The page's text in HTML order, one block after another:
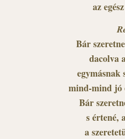
az
Bár
dacolva
egymásnak
mind-mind jó
Bár
s értené,
a